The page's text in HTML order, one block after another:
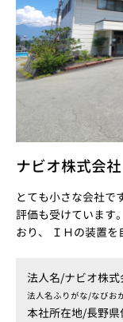
ナビオ株式会社
とても小さな会社で
評価も受けています
おり、 ＩＨの装置を
法人名/ナビオ株式
法人名ふりがな/なびお
本社所在地/長野